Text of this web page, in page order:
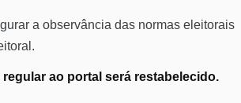
a observância das normas eleitorais
ao portal será restabelecido.